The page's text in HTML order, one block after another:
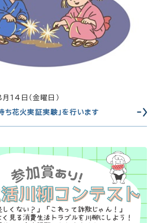
ち花火実証実験」を行います
14日（金曜日）